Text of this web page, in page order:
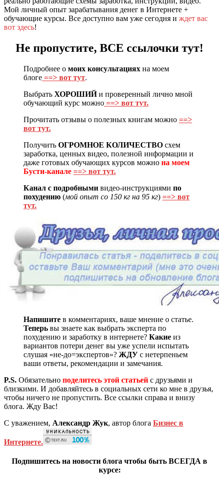
Мой личный опыт зарабатывания денег в Интернете +
обучающие курсы. Все доступно вам уже сегодня и ждет вас
вот здесь!
Не пропустите, ВСЕ ссылочки тут!
Подробнее о моих консультациях на моем
блоге ==> вот тут.
Выбрать ХОРОШИЙи проверенный лично мной
обучающий курс можно ==> вот тут.
Прочитать отзывы о полезных книгам можно ==>
вот тут.
Получить ОГРОМНОЕ КОЛИЧЕСТВО схем
заработка, ценных видео, полезной информации и
даже готовых обучающих курсов можно на моем
Бусти-канале ==> вот тут.
Канал с подробными видео-инструкциями по
похудению (мой опыт со 150 кг на 95 кг) ==> вот
тут.
Напишите в комментариях, ваше мнение о статье.
Теперь вы знаете как выбрать эксперта по
похудению и заработку в интернете? Какие из
вариантов потери денег вы уже успели испытать
слушая «не-до=экспертов»? ЖДУ с нетерпеньем
ваши ответы, рекомендации и замечания.
P.S. Обязательно поделитесь этой статьей с друзьями и
близкими. И добавляйтесь в социальных сети ко мне в друзья,
чтобы ничего не пропустить. Все ссылки справа и внизу
блога. Жду Вас!
С уважением, Александр Жук, автор блога Бизнес в
Интернете.
Подпишитесь на новости блога чтобы быть ВСЕГДА в
курсе: